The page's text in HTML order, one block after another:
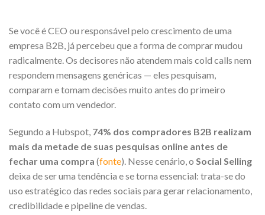
Se você é CEO ou responsável pelo crescimento de uma
empresa B2B, já percebeu que a forma de comprar mudou
radicalmente. Os decisores não atendem mais cold calls nem
respondem mensagens genéricas — eles pesquisam,
comparam e tomam decisões muito antes do primeiro
contato com um vendedor.
Segundo a Hubspot, 74% dos compradores B2B realizam
mais da metade de suas pesquisas online antes de
fechar uma compra (fonte). Nesse cenário, o Social Selling
deixa de ser uma tendência e se torna essencial: trata-se do
uso estratégico das redes sociais para gerar relacionamento,
credibilidade e pipeline de vendas.